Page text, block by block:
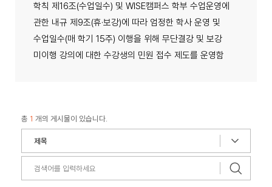
학칙 제16조(수업일수) 및 WISE캠퍼스 학부 수업운영에
관한 내규 제9조(휴·보강)에 따라 엄정한 학사 운영 및
수업일수(매 학기 15주) 이행을 위해 무단결강 및 보강
미이행 강의에 대한 수강생의 민원 접수 제도를 운영함
총 1 개의 게시물이 있습니다.